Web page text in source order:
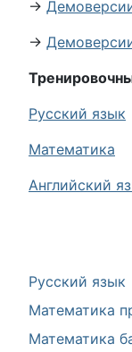
Русский язык
Математика
Математика
→
→
Русский язык
Математика
Английский